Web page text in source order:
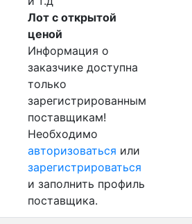
Лот с открытой
ценой
Информация о
заказчике доступна
только
зарегистрированным
поставщикам!
Необходимо
авторизоваться или
зарегистрироваться
и заполнить профиль
поставщика.